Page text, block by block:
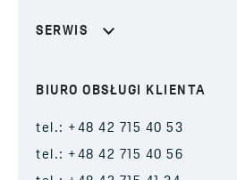
SERWIS
BIURO OBSŁUGI KLIENTA
tel.: +48 42 715 40 53
tel.: +48 42 715 40 56